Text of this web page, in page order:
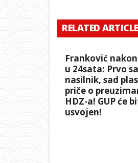
RELATED
Franković
u 24sata: Prvo
nasilnik, sad
priče o
HDZ-a! GUP će
usvojen!